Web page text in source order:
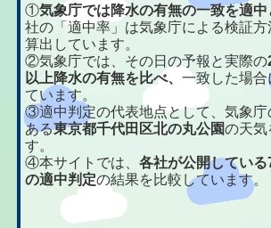
①気象庁では降水の有無の一致を適
社の「適中率」は気象庁による検証方
算出しています。
②気象庁では、その日の予報と実際の
以上降水の有無を比べ、一致した場
ています。
③適中判定の代表地点として、気象庁
ある東京都千代田区北の丸公園の天気
す。
④本サイトでは、各社が公開してい
の適中判定の結果を比較しています。